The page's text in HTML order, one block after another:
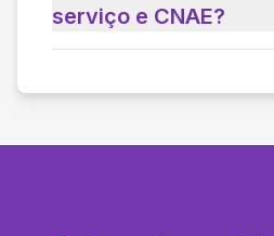
serviço e CNAE?